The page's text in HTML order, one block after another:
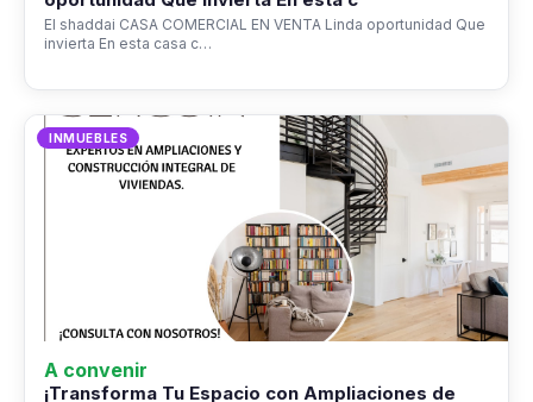
El shaddai CASA COMERCIAL EN VENTA Linda oportunidad Que
invierta En esta casa c…
INMUEBLES
A convenir
¡Transforma Tu Espacio con Ampliaciones de